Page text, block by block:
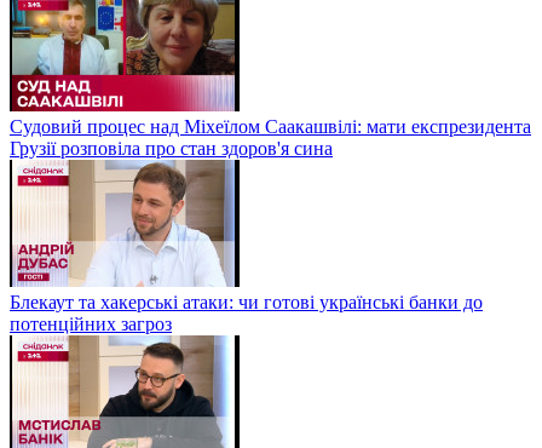
Судовий процес над Міхеїлом Саакашвілі: мати експрезидента
Грузії розповіла про стан здоров'я сина
Блекаут та хакерські атаки: чи готові українські банки до
потенційних загроз